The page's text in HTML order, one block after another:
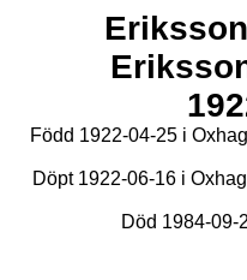
Född 1922-04-25 i
Döpt 1922-06-16 i
Död 1984-09-